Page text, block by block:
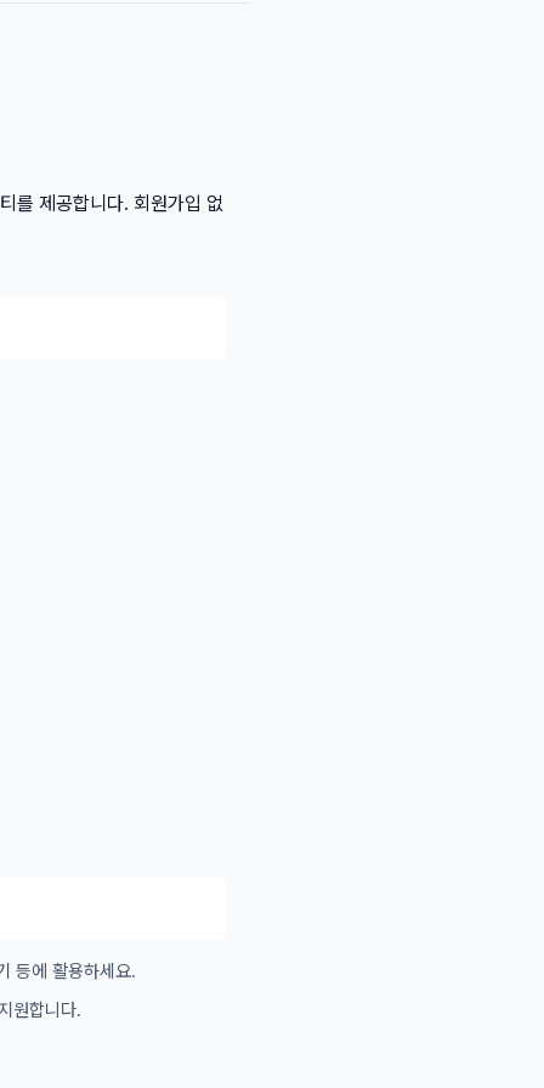
를 제공합니다. 회원가입 없
등에 활용하세요.
원합니다.